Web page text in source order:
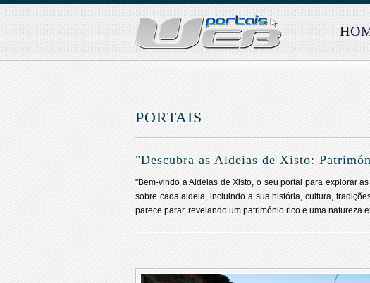
PORTAIS
"Descubra as Aldeias de Xisto:
"Bem-vindo a Aldeias de Xisto, o seu portal para explorar
sobre cada aldeia, incluindo a sua história, cultura,
parece parar, revelando um património rico e uma natureza